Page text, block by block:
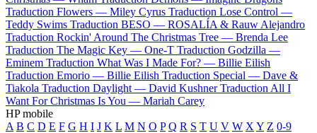
Traduction Flowers — Miley Cyrus Traduction Lose Control —
Teddy Swims Traduction BESO — ROSALÍA & Rauw Alejandro
Traduction Rockin' Around The Christmas Tree — Brenda Lee
Traduction The Magic Key — One-T Traduction Godzilla —
Eminem Traduction What Was I Made For? — Billie Eilish
Traduction Emorio — Billie Eilish Traduction Special — Dave &
Tiakola Traduction Daylight — David Kushner Traduction All I
Want For Christmas Is You — Mariah Carey
HP mobile
A B C D E F G H I J K L M N O P Q R S T U V W X Y Z 0-9